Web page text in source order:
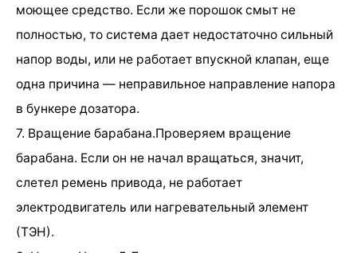
моющее средство. Если же порошок смыт не
полностью, то система дает недостаточно сильный
напор воды, или не работает впускной клапан, еще
одна причина — неправильное направление напора
в бункере дозатора.
7. Вращение барабана.Проверяем вращение
барабана. Если он не начал вращаться, значит,
слетел ремень привода, не работает
электродвигатель или нагревательный элемент
(ТЭН).